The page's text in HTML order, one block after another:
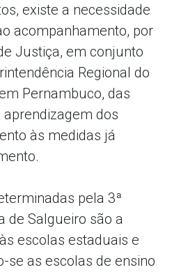
existe a necessidade
acompanhamento, por
Justiça, em conjunto
Regional do
Pernambuco, das
dos
às medidas já
pela 3ª
de Salgueiro são a
escolas estaduais e
se as escolas de ensino